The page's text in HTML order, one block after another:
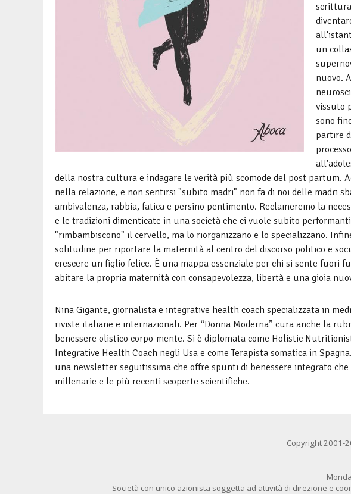
un
nuovo.
vissuto
sono
partire
della nostra cultura e indagare le verità più scomode del post partum.
nella relazione, e non sentirsi "subito madri" non fa di noi delle madri
ambivalenza, rabbia, fatica e persino pentimento. Reclameremo la
e le tradizioni dimenticate in una società che ci vuole subito
"rimbambiscono" il cervello, ma lo riorganizzano e lo specializzano.
solitudine per riportare la maternità al centro del discorso politico e
crescere un figlio felice. È una mappa essenziale per chi si sente fuori
abitare la propria maternità con consapevolezza, libertà e una gioia
Nina Gigante, giornalista e integrative health coach specializzata in
riviste italiane e internazionali. Per “Donna Moderna” cura anche la
benessere olistico corpo-mente. Si è diplomata come Holistic
Integrative Health Coach negli Usa e come Terapista somatica in
una newsletter seguitissima che offre spunti di benessere integrato
millenarie e le più recenti scoperte scientifiche.
Copyright 2001-
Società con unico azionista soggetta ad attività di direzione e